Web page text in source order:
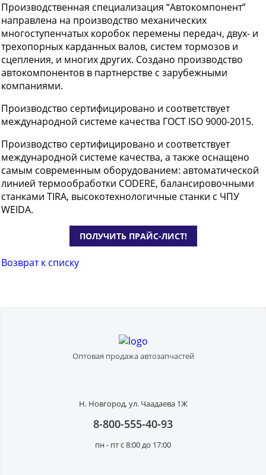
Производственная специализация “Автокомпонент”
направлена на производство механических
многоступенчатых коробок перемены передач, двух- и
трехопорных карданных валов, систем тормозов и
сцепления, и многих других. Создано производство
автокомпонентов в партнерстве с зарубежными
компаниями.
Производство сертифицировано и соответствует
международной системе качества ГОСТ ISO 9000-2015.
Производство сертифицировано и соответствует
международной системе качества, а также оснащено
самым современным оборудованием: автоматической
линией термообработки CODERE, балансировочными
станками TIRA, высокотехнологичные станки с ЧПУ
WEIDA.
ПОЛУЧИТЬ ПРАЙС-ЛИСТ!
Возврат к списку
Оптовая продажа автозапчастей
Н. Новгород,ул. Чаадаева 1Ж
8-800-555-40-93
пн - пт с 8:00 до 17:00